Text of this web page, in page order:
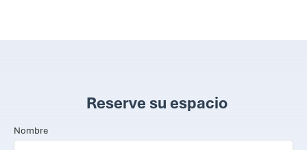
Reserve su espacio
Nombre